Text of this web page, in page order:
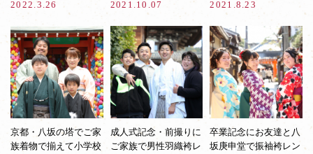
2022.3.26 2021.10.07 2021.8.23
京都・八坂の塔でご家
族着物で揃えて小学校
成人式記念・前撮りに
ご家族で男性羽織袴レ
卒業記念にお友達と八
坂庚申堂で振袖袴レン